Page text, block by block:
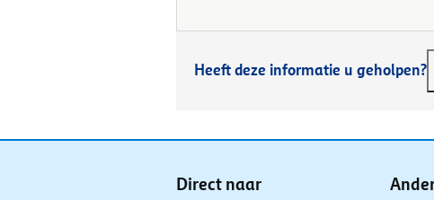
Heeft deze informatie u geholpen?
Direct naar